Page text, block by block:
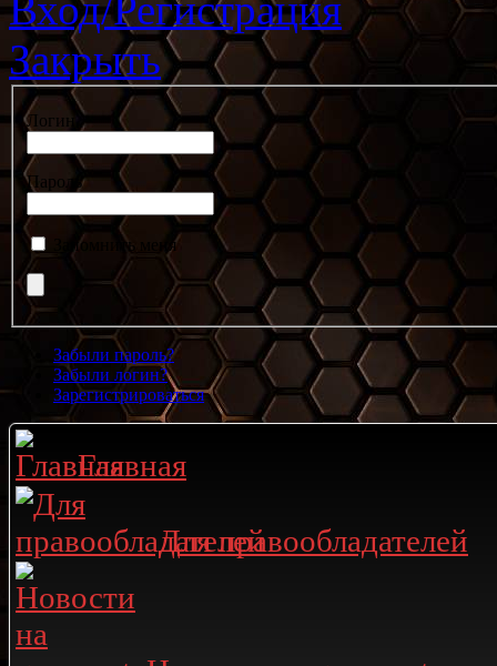
Закрыть
Логин
Пароль
Запомнить меня
Забыли пароль?
Забыли логин?
Зарегистрироваться
Главная
Для правообладателей